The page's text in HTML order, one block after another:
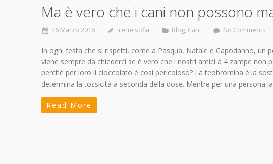
Ma è vero che i cani non possono
26 Marzo 2016 irene sofia Blog, Cani No Comments
In ogni festa che si rispetti, come a Pasqua, Natale e Capodanno, un
viene sempre da chiederci se è vero che i nostri amici a 4 zampe non
perchè per loro il cioccolato è così pericoloso? La teobromina è la
determina la tossicità a seconda della dose. Mentre per una persona
Read More